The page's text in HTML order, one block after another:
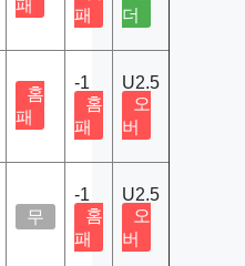
패
패
더
홈
패
-1
홈
패
U2.5
오
버
무
-1
홈
패
U2.5
오
버